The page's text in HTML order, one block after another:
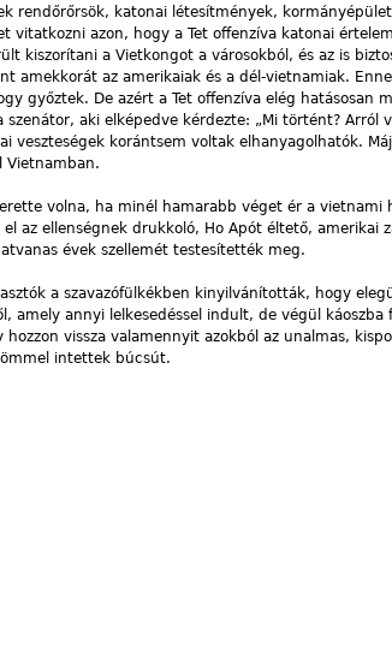
rendőrőrsök, katonai létesítmények,
vitatkozni azon, hogy a Tet offenzíva katonai
kiszorítani a Vietkongot a városokból, és az is
amekkorát az amerikaiak és a dél-vietnamiak.
győztek. De azért a Tet offenzíva elég hatásosan
szenátor, aki elképedve kérdezte: „Mi történt? Arról
veszteségek korántsem voltak elhanyagolhatók.
Vietnamban.
volna, ha minél hamarabb véget ér a vietnami
az ellenségnek drukkoló, Ho Apót éltető, amerikai
évek szellemét testesítették meg.
a szavazófülkékben kinyilvánították, hogy
amely annyi lelkesedéssel indult, de végül
vissza valamennyit azokból az unalmas,
intettek búcsút.